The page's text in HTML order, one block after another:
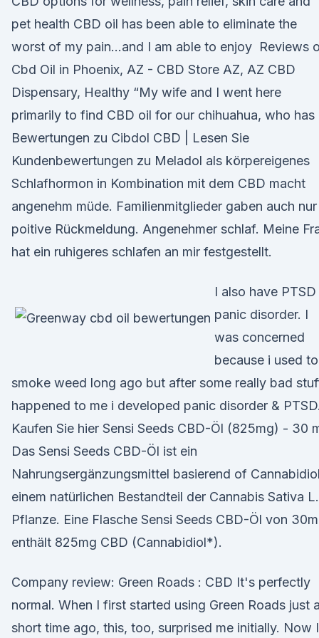
pet health CBD oil has been able to eliminate the
worst of my pain…and I am able to enjoy Reviews
Cbd Oil in Phoenix, AZ - CBD Store AZ, AZ CBD
Dispensary, Healthy “My wife and I went here
primarily to find CBD oil for our chihuahua, who has
Bewertungen zu Cibdol CBD | Lesen Sie
Kundenbewertungen zu Meladol als körpereigenes
Schlafhormon in Kombination mit dem CBD macht
angenehm müde. Familienmitglieder gaben auch nur
poitive Rückmeldung. Angenehmer schlaf. Meine
hat ein ruhigeres schlafen an mir festgestellt.
I also have PTSD
panic disorder. I
was concerned
because i used to
smoke weed long ago but after some really bad
happened to me i developed panic disorder & PTSD.
Kaufen Sie hier Sensi Seeds CBD-Öl (825mg) - 30
Das Sensi Seeds CBD-Öl ist ein
Nahrungsergänzungsmittel basierend of
einem natürlichen Bestandteil der Cannabis Sativa L.
Pflanze. Eine Flasche Sensi Seeds CBD-Öl von
enthält 825mg CBD (Cannabidiol*).
Company review: Green Roads : CBD It's perfectly
normal. When I first started using Green Roads just a
short time ago, this, too, surprised me initially. Now I